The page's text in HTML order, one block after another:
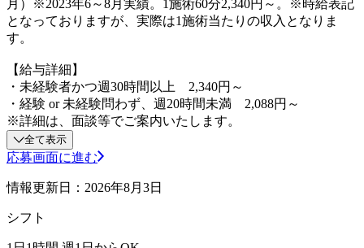
月）※2023年6～8月実績。1施術60分2,340円～。※時給表記
となっておりますが、実際は1施術当たりの収入となりま
す。
【給与詳細】
・未経験者かつ週30時間以上 2,340円～
・経験 or 未経験問わず、週20時間未満 2,088円～
※詳細は、面談等でご案内いたします。
全て表示
応募画面に進む
情報更新日：2026年8月3日
シフト